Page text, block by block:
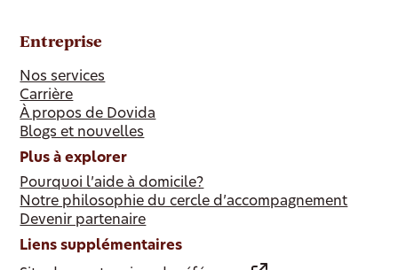
Entreprise
Nos services
Carrière
À propos de Dovida
Blogs et nouvelles
Plus à explorer
Pourquoi l’aide à domicile?
Notre philosophie du cercle d’accompagnement
Devenir partenaire
Liens supplémentaires